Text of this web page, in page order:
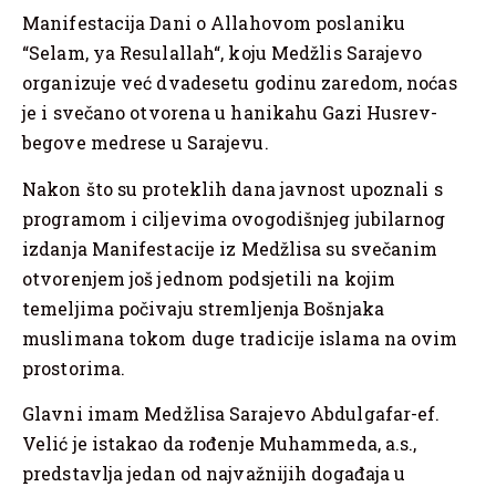
Manifestacija Dani o Allahovom poslaniku
“Selam, ya Resulallah“, koju Medžlis Sarajevo
organizuje već dvadesetu godinu zaredom, noćas
je i svečano otvorena u hanikahu Gazi Husrev-
begove medrese u Sarajevu.
Nakon što su proteklih dana javnost upoznali s
programom i ciljevima ovogodišnjeg jubilarnog
izdanja Manifestacije iz Medžlisa su svečanim
otvorenjem još jednom podsjetili na kojim
temeljima počivaju stremljenja Bošnjaka
muslimana tokom duge tradicije islama na ovim
prostorima.
Glavni imam Medžlisa Sarajevo Abdulgafar-ef.
Velić je istakao da rođenje Muhammeda, a.s.,
predstavlja jedan od najvažnijih događaja u